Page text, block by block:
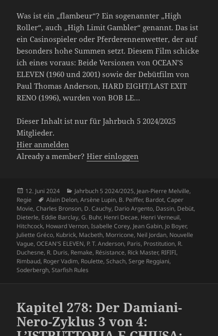
Was ist ein „flambeur“? Ein sogenannter „High
Roller“, auch „High Limit Gambler“ genannt. Das ist
ein Casinospieler oder Pferderennenwetter, der auf
besonders hohe Summen setzt. Diesem Film schicke
ich eines voraus: Beide Versionen von OCEAN’S
ELEVEN (1960 und 2001) sowie der Debütfilm von
Paul Thomas Anderson, HARD EIGHT/LAST EXIT
RENO (1996), wurden von BOB LE…
Dieser Inhalt ist nur für Jahrbuch 5 2024/2025
Mitglieder.
Hier anmelden
Already a member?Hier einloggen
Veröffentlicht
am
12. Juni 2024 Kategorien
Jahrbuch 5 2024/2025, Jean-Pierre Melville,
Regie
Schlagwörter
Alain Delon,Arsène Lupin, B. Peiffer, Bardot,Caper
Movie,Charles Bronson, D. Cauchy, Dario Argento, Dassin, Debüt,
Dieterle, Eddie Barclay,G. Buhr, Henri Decae, Henri Verneuil,
Hitchcock, Howard Vernon,Isabelle Corey, Jean Gabin, Jo Boyer,
Juliette Gréco, Kubrick, Macbeth, Morricone, Neil Jordan, Nouvelle
Vague,OCEAN'S ELEVEN, P. T. Anderson, Paris, Prostitution, R.
Duchesne, R. Duris, Remake, Résistance, Rick Master, RIFIFI,
Rimbaud, Roger Vadim, Roulette,Schach,Serge Reggiani,
Soderbergh,Starfish Rules
Kapitel 278: Der Damiani-
Nero-Zyklus 3 von 4: